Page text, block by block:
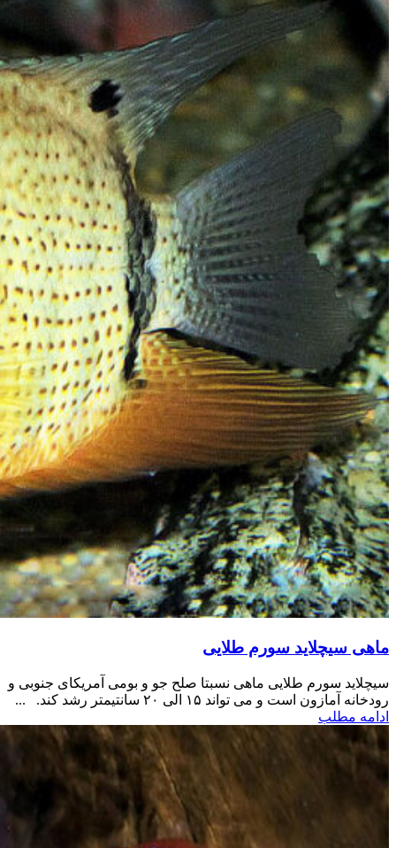
ماهی سیچلاید سورم طلایی
سیچلاید سورم طلایی ماهی نسبتا صلح جو و بومی آمریکای جنوبی و
رودخانه آمازون است و می تواند ۱۵ الی ۲۰ سانتیمتر رشد کند. ...
ادامه مطلب